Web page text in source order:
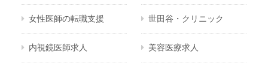
女性医師の転職支援 世田谷・クリニック
内視鏡医師求人 美容医療求人